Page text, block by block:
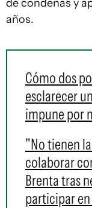
de condenas y
años.
Cómo dos
esclarecer
impune por
"No tienen
colaborar
Brenta tras
participar